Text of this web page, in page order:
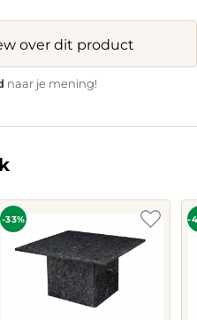
over dit product
naar je mening!
-33% -